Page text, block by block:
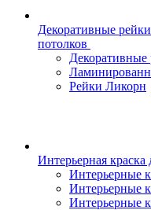
Декоративные
потолков
Декоративные
Рейки Ликорн
Интерьерная краска
Интерьерные
Интерьерные
Интерьерные